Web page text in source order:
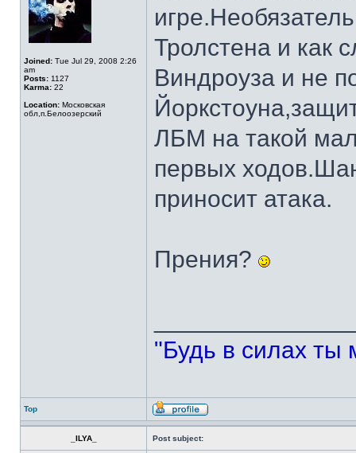
Joined: Tue Jul 29, 2008 2:26
am
Posts: 1127
Karma: 22
Location: Московская
обл,п.Белоозерский
Тролстена и как
Виндроуза и не
ЛБМ на такой
первых
приносит атака.
Прения?
"Будь в силах ты
Top
_ILYA_ Post subject: